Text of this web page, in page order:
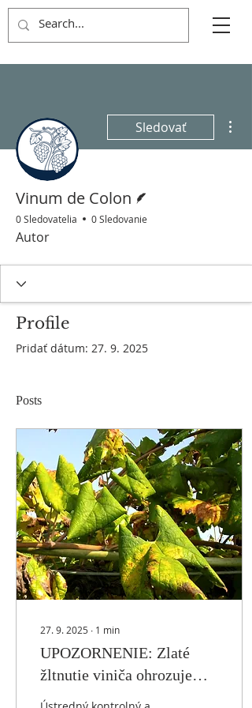
Sledovať
Vinum de Colon
0 Sledovatelia 0 Sledovanie
Autor
Profile
Pridať dátum: 27. 9. 2025
Posts
27. 9. 2025 ∙ 1 min
UPOZORNENIE: Zlaté
žltnutie viniča ohrozuje
vinice